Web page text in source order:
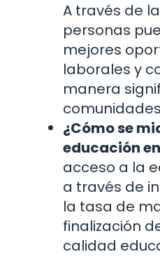
A través de
personas
mejores
laborales y
manera
¿Cómo se
educación
acceso a la
a través de
la tasa de
finalización
calidad